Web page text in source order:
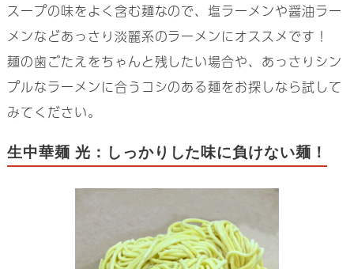
スープの味をよく含む麺なので、塩ラーメンや醤油ラー
メンなどあっさり淡麗系のラーメンにオススメです！
麺の歯ごたえをちゃんと残したい場合や、あっさりシン
プルなラーメンに合うコシのある麺をお探しなら試して
みてください。
生中華麺 光：しっかりした味に負けない麺！